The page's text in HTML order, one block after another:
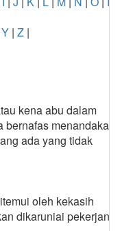
Y | Z |
kena abu dalam
menandakan
ada yang tidak
oleh kekasih
dikaruniai pekerjan